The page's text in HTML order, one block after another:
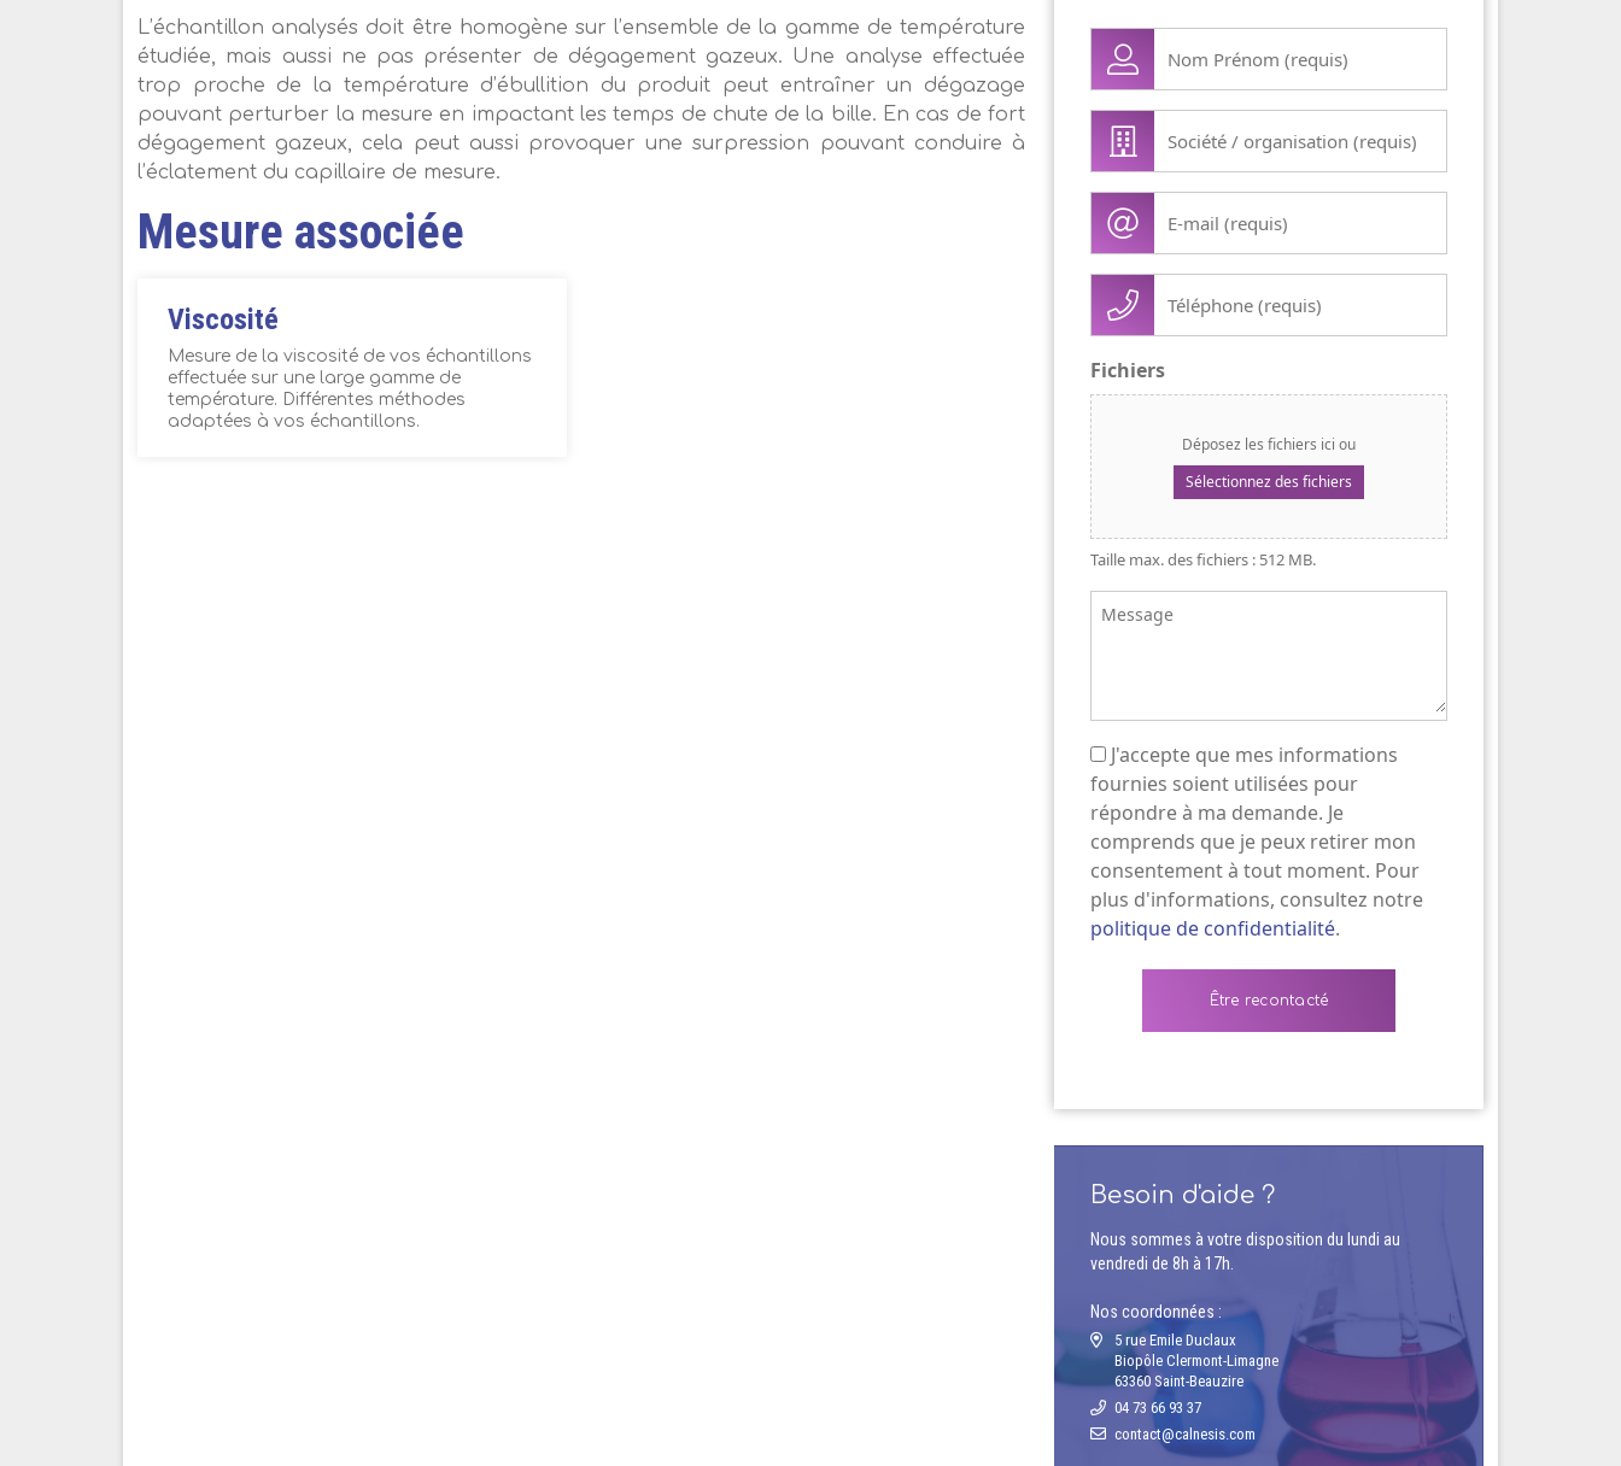
L’échantillon analysés doit être homogène sur l’ensemble de la gamme de température
étudiée, mais aussi ne pas présenter de dégagement gazeux. Une analyse effectuée
trop proche de la température d’ébullition du produit peut entraîner un dégazage
pouvant perturber la mesure en impactant les temps de chute de la bille. En cas de fort
dégagement gazeux, cela peut aussi provoquer une surpression pouvant conduire à
l’éclatement du capillaire de mesure.
Mesure associée
Viscosité
Mesure de la viscosité de vos échantillons
effectuée sur une large gamme de
température. Différentes méthodes
adaptées à vos échantillons.
Nom
Prénom
Société
organisation
(Nécessaire)
mail
Téléphone
(Nécessaire)
Fichiers
Déposez les fichiers ici ou
Sélectionnez des fichiers
Taille max. des fichiers : 512 MB.
Message
(Nécessaire)
J'accepte que mes informations
fournies soient utilisées pour
répondre à ma demande. Je
comprends que je peux retirer mon
consentement à tout moment. Pour
plus d'informations, consultez notre
politique de confidentialité.
Besoin d'aide ?
Nous sommes à votre disposition du lundi au
vendredi de 8h à 17h.
Nos coordonnées :
5 rue Emile Duclaux
Biopôle Clermont-Limagne
63360 Saint-Beauzire
04 73 66 93 37